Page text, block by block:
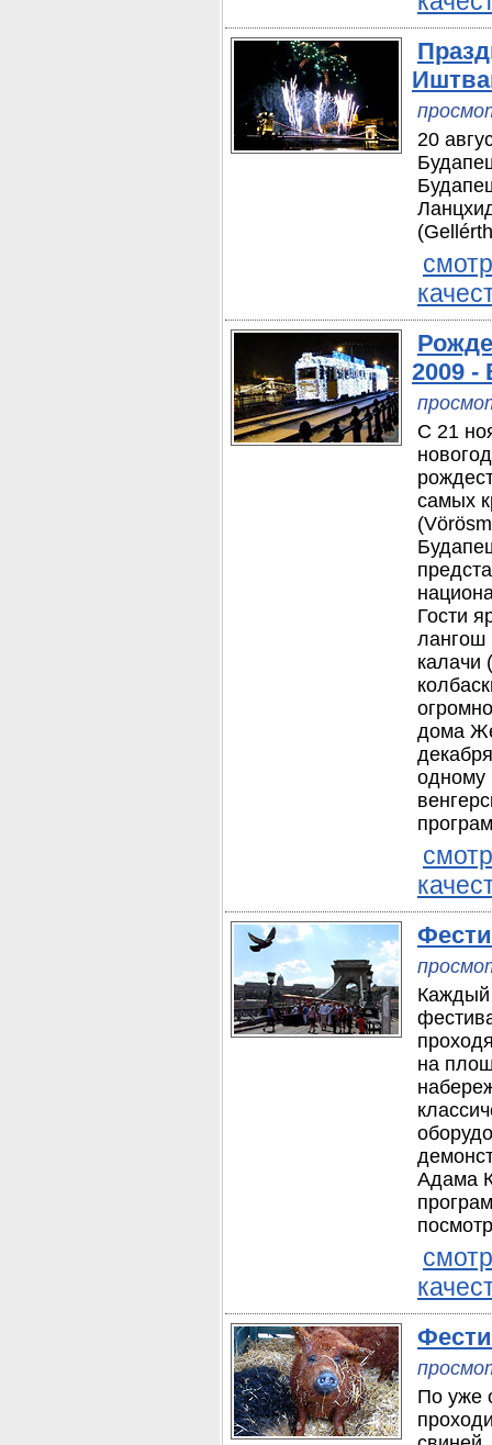
20
2009 -
С 21
самых
Гости
лангош
калачи
дома
одному
Каждый
на
Адама
По уже